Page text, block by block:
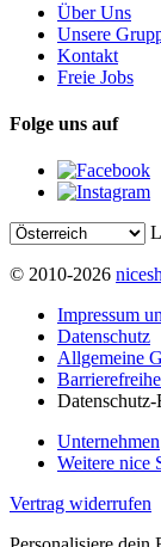
Über Uns
Unsere
Kontakt
Freie Jobs
Folge uns auf
© 2010-2026
Impressum
Datenschutz
Allgemeine
Unternehmen
Weitere nice
Vertrag widerrufen